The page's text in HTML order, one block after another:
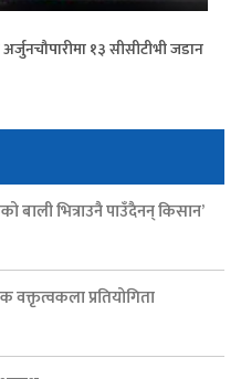
१३ सीसीटीभी जडान
बाली भित्राउनै पाउँदैनन् किसान’
वक्तृत्वकला प्रतियोगिता